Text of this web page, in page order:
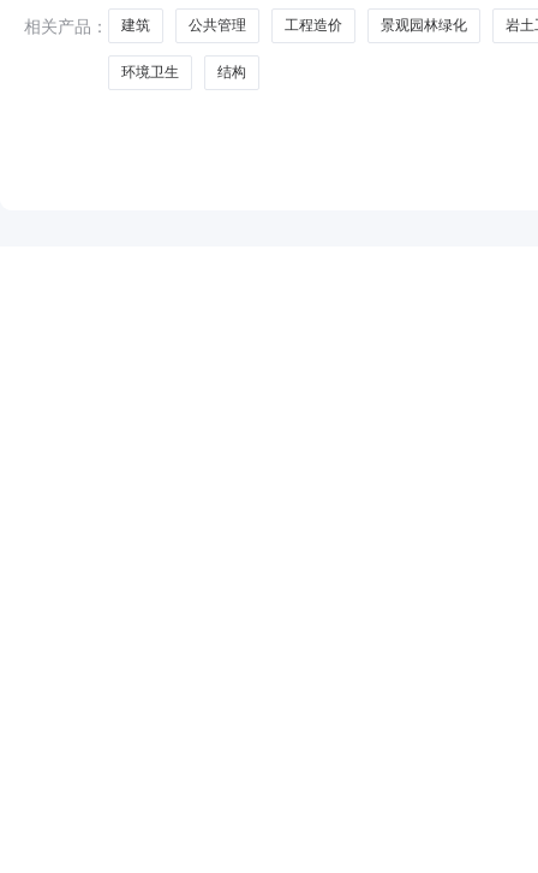
三、相关要求1.政治立场坚定，恪守行业职业道德，廉
相关产品：
建筑 公共管理 工程造价 景观园林绿化 岩土
环境卫生 结构